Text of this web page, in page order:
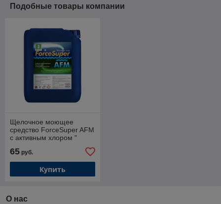
Подобные товары компании
Щелочное моющее
средство ForceSuper AFM
с активным хлором "
(канистра 20 л.)
65 руб.
Купить
О нас